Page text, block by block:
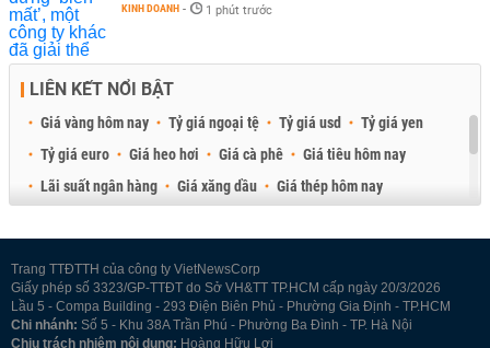
KINH DOANH - 1 phút trước
LIÊN KẾT NỔI BẬT
Giá vàng hôm nay Tỷ giá ngoại tệ Tỷ giá usd
Tỷ giá yen
Tỷ giá euro
Giá heo hơi Giá cà phê
Giá tiêu hôm nay
Lãi suất ngân hàng
Giá xăng dầu
Giá thép hôm nay
Trang TTĐTTH của công ty VietNewsCorp
Giấy phép số 3323/GP-TTĐT do Sở VH&TT TP.HCM cấp ngày 20/3/2026
Lầu 5 - Compa Building - 293 Điện Biên Phủ - Phường Gia Định - TP.HCM
Chi nhánh: Số 5 - Khu 38A Trần Phú - Phường Ba Đình - TP. Hà Nội
Chịu trách nhiệm nội dung: Hoàng Hữu Lợi